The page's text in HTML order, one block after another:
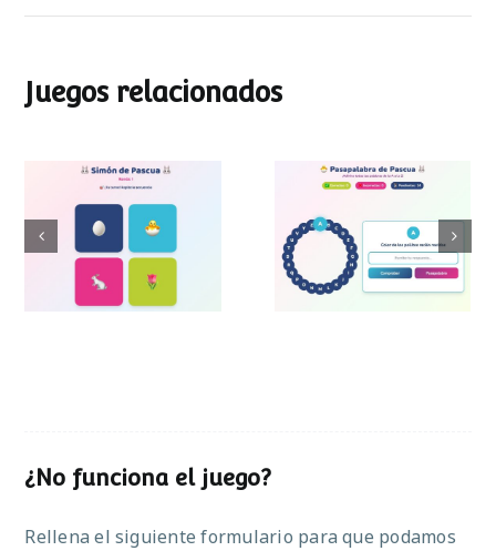
Juegos relacionados
Simon de Pascua
Pasapalabra de
Pascua
¿No funciona el juego?
Rellena el siguiente formulario para que podamos